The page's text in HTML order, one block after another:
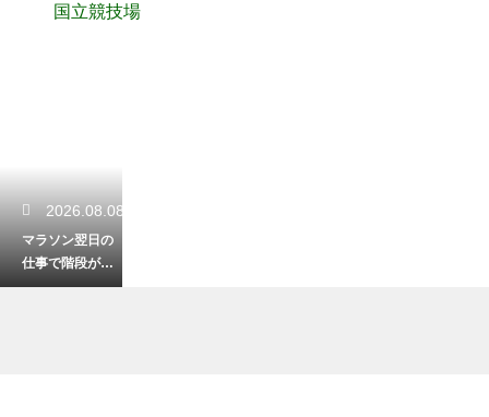
国立競技場
2026.08.08
マラソン翌日の
仕事で階段が辛
い筋肉痛への対